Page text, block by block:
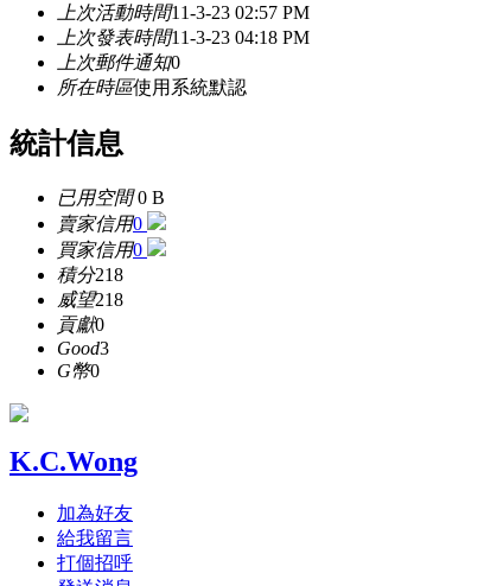
上次活動時間11-3-23 02:57 PM
上次發表時間11-3-23 04:18 PM
上次郵件通知0
所在時區使用系統默認
統計信息
已用空間0 B
賣家信用0
買家信用0
積分218
威望218
貢獻0
Good3
G幣0
K.C.Wong
加為好友
給我留言
打個招呼